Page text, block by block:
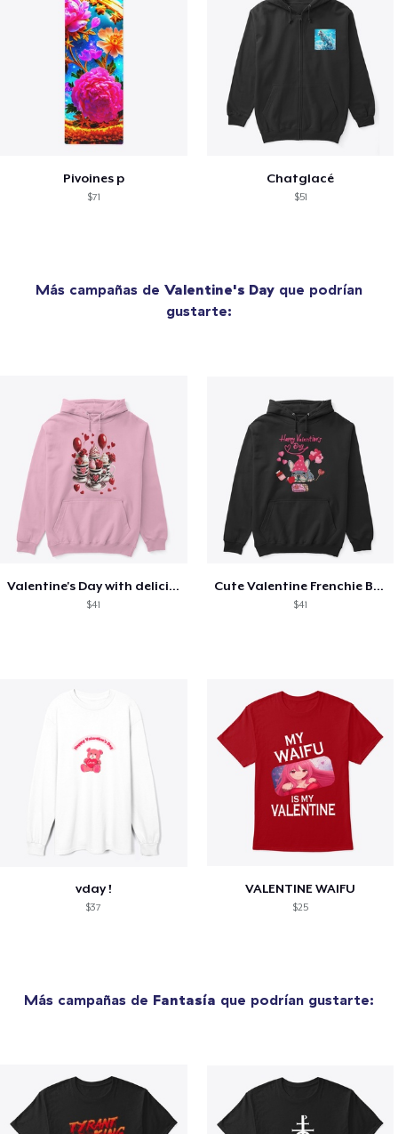
Pivoines p
$71
Chatglacé
$51
Más campañas de Valentine's Day que podrían
gustarte:
Valentine's Day with delicious food
$41
Cute Valentine Frenchie Bulldog
$41
vday !
$37
VALENTINE WAIFU
$25
Más campañas de Fantasía que podrían gustarte: